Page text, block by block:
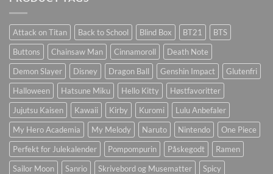
Attack on Titan Back to School Blind Box BT21
BTS
Buttons
Chainsaw Man Cinnamoroll
Death Note
Demon Slayer
Disney Dragon Ball Genshin Impact
Glutenfri
Halloween
Hatsune Miku Hello Kitty
Høstfavoritter
Jujutsu Kaisen
Kawaii Kirby Kuromi
Lulu Anbefaler
My Hero Academia
My Melody Naruto Nintendo
One Piece
Perfekt for Julekalender
Pompompurin Påskegodt
Ramen
Sailor Moon
Sanrio Skrivebord og Musematter
Spicy